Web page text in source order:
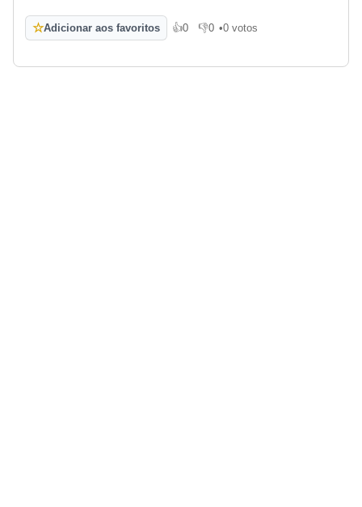
☆Adicionar aos favoritos 👍0
Gosto 👎0
Não gosto
•0 votos